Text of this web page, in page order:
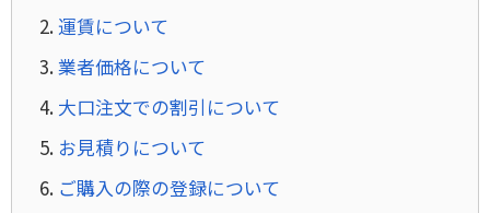
運賃について
業者価格について
大口注文での割引について
お見積りについて
ご購入の際の登録について